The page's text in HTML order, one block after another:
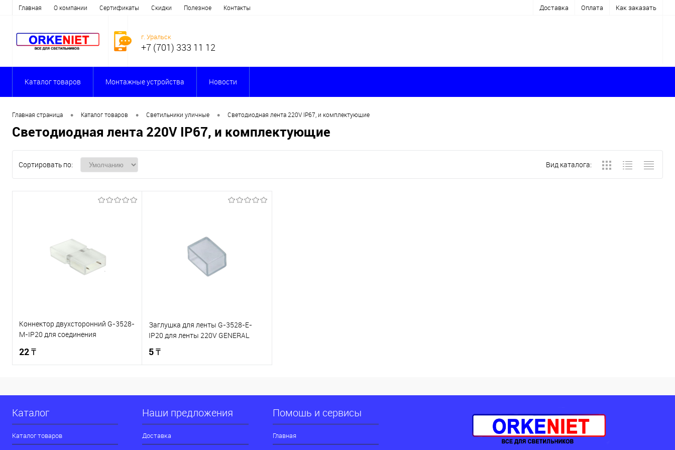
Главная О компании Сертификаты Скидки Полезное Контакты Доставка Оплата Как заказать
г. Уральск
+7 (701) 333 11 12
Каталог товаров Монтажные устройства Новости
Главная страница • Каталог товаров • Светильники уличные • Светодиодная лента 220V IP67, и комплектующие
Светодиодная лента 220V IP67, и комплектующие
Сортировать по: Вид каталога:
Коннектор двухсторонний G-3528-
M-IP20 для соединения
GENERAL
22 ₸
В избранное
В наличии
Заглушка для ленты G-3528-E-
IP20 для ленты 220V GENERAL
5 ₸
В избранное
В наличии
Каталог
Каталог товаров
Наши предложения
Доставка
Помощь и сервисы
Главная